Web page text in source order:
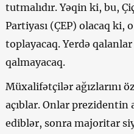
tutmalıdır. Yəqin ki, bu,
Partiyası (ÇEP) olacaq ki,
toplayacaq. Yerdə
qalmayacaq.
Müxalifətçilər ağızlarını
açıblar. Onlar
ediblər, sonra majoritar